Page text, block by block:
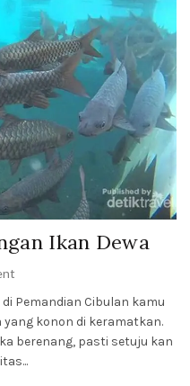
Ikan Dewa
Pemandian Cibulan kamu
yang konon di keramatkan.
berenang, pasti setuju kan